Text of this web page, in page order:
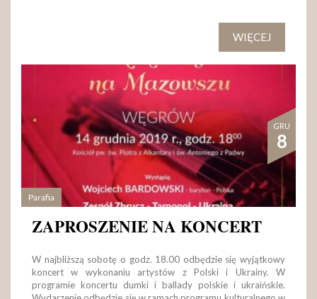
WIĘCEJ
GRU
8
Parafia
ZAPROSZENIE NA KONCERT
W najbliższą sobotę o godz. 18.00 odbędzie się wyjątkowy
koncert w wykonaniu artystów z Polski i Ukrainy. W
programie koncertu dumki i ballady polskie i ukraińskie.